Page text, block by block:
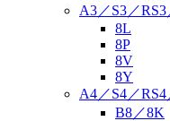
A3／S3／RS3
8L
8P
8V
8Y
A4／S4／
B8／8K